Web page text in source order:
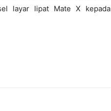
layar lipat Mate X kepada